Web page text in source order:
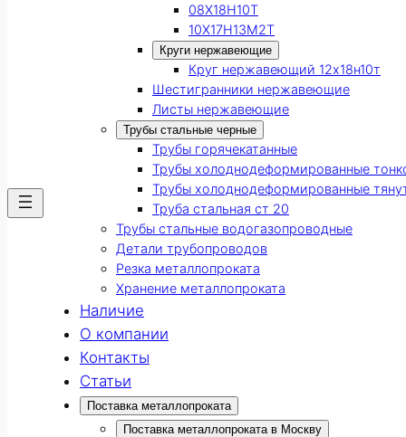
08Х18Н10Т
10Х17Н13М2Т
Круги нержавеющие
Круг нержавеющий 12х18н10т
Шестигранники нержавеющие
Листы нержавеющие
Трубы стальные черные
Трубы горячекатанные
Трубы холоднодеформированные
Трубы холоднодеформированные
Труба стальная ст 20
Трубы стальные водогазопроводные
Детали трубопроводов
Резка металлопроката
Хранение металлопроката
Наличие
О компании
Контакты
Статьи
Поставка металлопроката
Поставка металлопроката в Москву